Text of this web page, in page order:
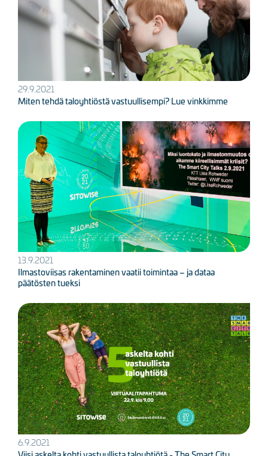
29.9.2021
Miten tehdä taloyhtiöstä vastuullisempi? Lue vinkkimme
Kuva
13.9.2021
Ilmastoviisas rakentaminen vaatii toimintaa – ja dataa
päätösten tueksi
Kuva
6.9.2021